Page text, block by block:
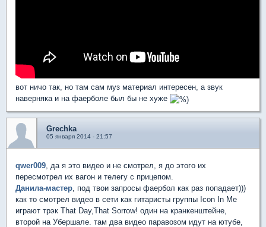
вот ничо так, но там сам муз материал интересен, а звук
наверняка и на фаерболе был бы не хуже
Grechka
05 января 2014 - 21:57
qwer009 , да я это видео и не смотрел, я до этого их
пересмотрел их вагон и телегу с прицепом.
Данила-мастер , под твои запросы фаербол как раз попадает)))
как то смотрел видео в сети как гитаристы группы Icon In Me
играют трэк That Day,That Sorrow! один на кранкенштейне,
второй на Убершале. там два видео паравозом идут на ютубе,